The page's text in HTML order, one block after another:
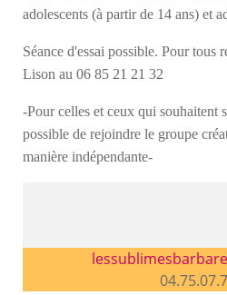
adolescents (à partir de 14 ans) et
Séance d'essai possible. Pour tous
Lison au 06 85 21 21 32
-Pour celles et ceux qui souhaitent
possible de rejoindre le groupe
manière indépendante-